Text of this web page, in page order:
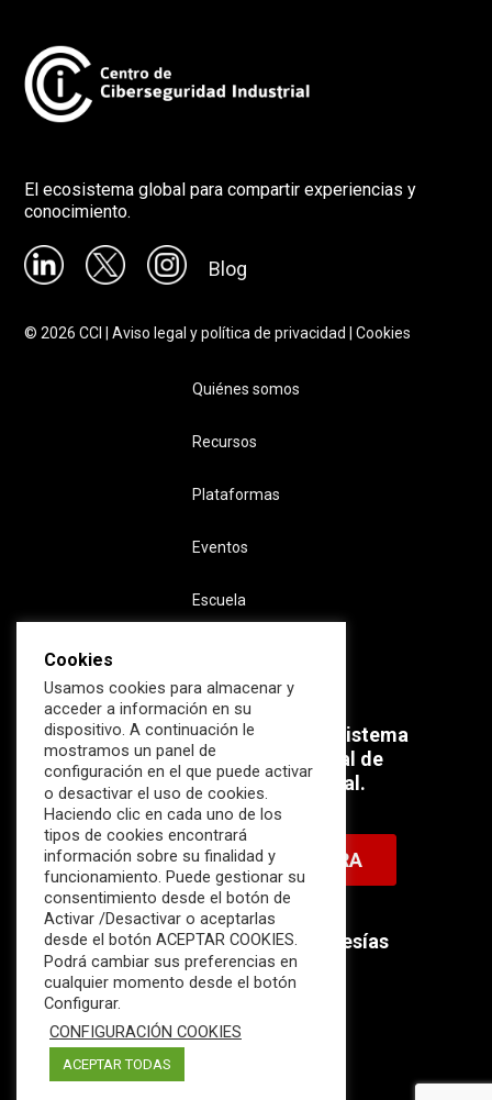
El ecosistema global para compartir experiencias y
conocimiento.
Blog
©2026 CCI |Aviso legal y política de privacidad |Cookies
Quiénes somos
Recursos
Plataformas
Eventos
Escuela
Súmate ahora al mayor Ecosistema
profesional e internacional de
Ciberseguridad Industrial.
HAZTE MIEMBRO AHORA
Descubre nuestras membresías
disponibles.
Cookies
Usamos cookies para almacenar y
acceder a información en su
dispositivo. A continuación le
mostramos un panel de
configuración en el que puede activar
o desactivar el uso de cookies.
Haciendo clic en cada uno de los
tipos de cookies encontrará
información sobre su finalidad y
funcionamiento. Puede gestionar su
consentimiento desde el botón de
Activar /Desactivar o aceptarlas
desde el botón ACEPTAR COOKIES.
Podrá cambiar sus preferencias en
cualquier momento desde el botón
Configurar.
CONFIGURACIÓN COOKIES
ACEPTAR TODAS